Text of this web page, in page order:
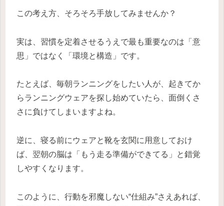
この考え方、そろそろ手放してみませんか？
実は、習慣を定着させるうえで最も重要なのは「意
思」ではなく「環境と構造」です。
たとえば、毎朝ランニングをしたい人が、起きてか
らランニングウェアを探し始めていたら、面倒くさ
さに負けてしまいますよね。
逆に、寝る前にウェアと靴を玄関に用意しておけ
ば、翌朝の脳は「もう走る準備ができてる」と錯覚
しやすくなります。
このように、行動を邪魔しない“仕組み”さえあれば、